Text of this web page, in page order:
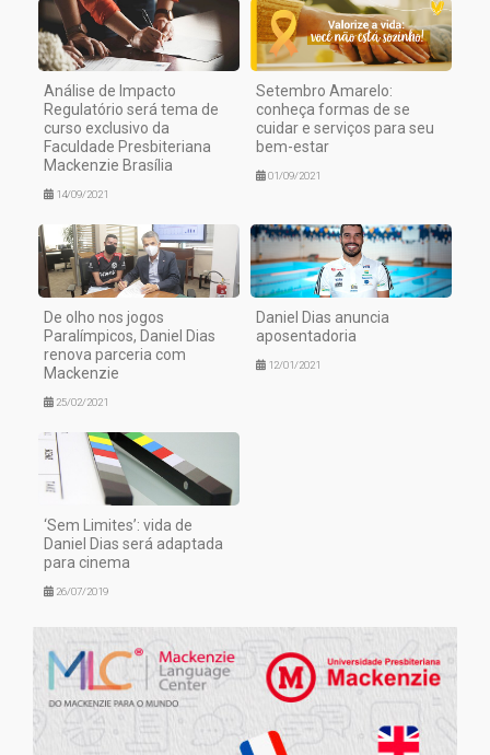
Análise de Impacto
Regulatório será tema de
curso exclusivo da
Faculdade Presbiteriana
Mackenzie Brasília
14/09/2021
Setembro Amarelo:
conheça formas de se
cuidar e serviços para seu
bem-estar
01/09/2021
De olho nos jogos
Paralímpicos, Daniel Dias
renova parceria com
Mackenzie
25/02/2021
Daniel Dias anuncia
aposentadoria
12/01/2021
‘Sem Limites’: vida de
Daniel Dias será adaptada
para cinema
26/07/2019